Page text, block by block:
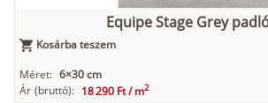
Equipe Stage Grey
Kosárba teszem
Méret: 6×30 cm
Ár (bruttó): 18 290 Ft /m2